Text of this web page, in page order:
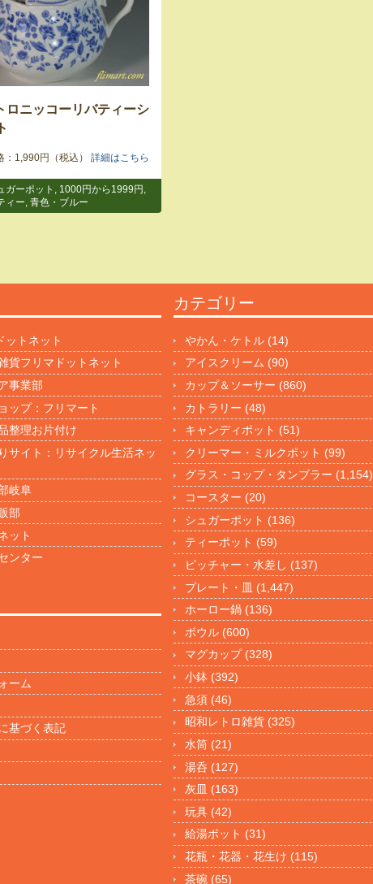
ロニッコーリバティーシ
1,990円（税込） 詳細はこちら
ガーポット 1000円から1999円
ィー 青色・ブルー
ットネット
貨フリマドットネット
事業部
ップ：フリマート
整理お片付け
サイト：リサイクル生活ネッ
岐阜
部
ット
ンター
カテゴリー
やかん・ケトル (14)
アイスクリーム (90)
カップ＆ソーサー (860)
カトラリー (48)
キャンディポット (51)
クリーマー・ミルクポット (99)
グラス・コップ・タンブラー (1,154)
コースター (20)
シュガーポット (136)
ティーポット (59)
ピッチャー・水差し (137)
プレート・皿 (1,447)
ホーロー鍋 (136)
ボウル (600)
マグカップ(328)
小鉢 (392)
急須 (46)
昭和レトロ雑貨 (325)
水筒 (21)
湯呑 (127)
灰皿 (163)
玩具 (42)
給湯ポット (31)
花瓶・花器・花生け (115)
茶碗 (65)
ーム
基づく表記